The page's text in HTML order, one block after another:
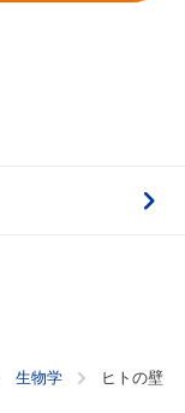
生物学 ヒトの壁